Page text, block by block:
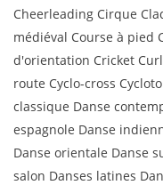
Cheerleading Cirque
médiéval Course à pied
d'orientation Cricket
route Cyclo-cross
classique Danse
espagnole Danse
Danse orientale Danse
salon Danses latines